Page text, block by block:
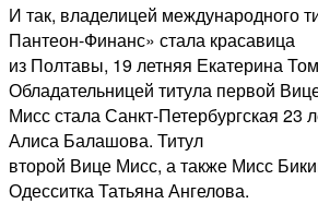
И так, владелицей международного
Пантеон-Финанс» стала красавица
из Полтавы, 19 летняя Екатерина
Обладательницей титула первой
Мисс стала Санкт-Петербургская 23
Алиса Балашова. Титул
второй Вице Мисс, а также Мисс
Одесситка Татьяна Ангелова.